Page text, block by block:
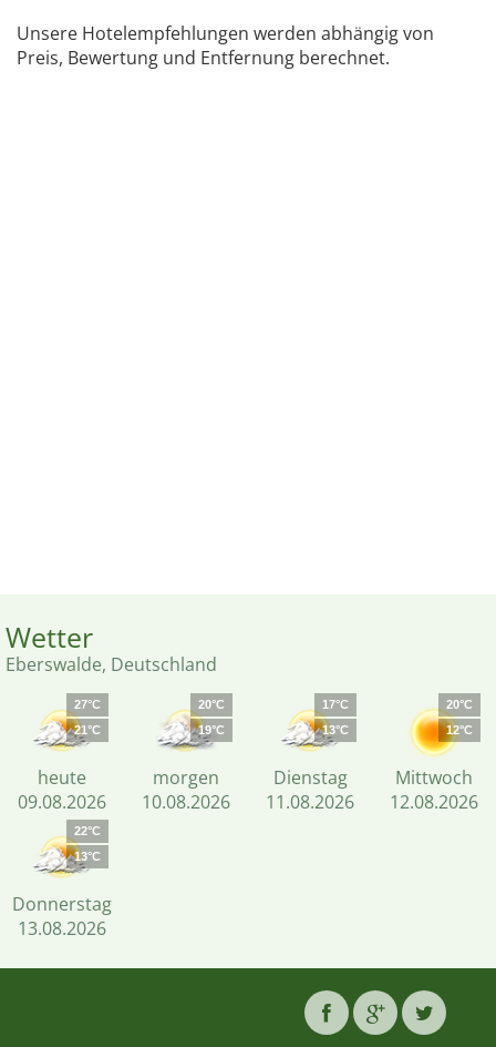
Unsere Hotelempfehlungen werden abhängig von
Preis, Bewertung und Entfernung berechnet.
Wetter
Eberswalde, Deutschland
27°C
21°C
heute
09.08.2026
20°C
19°C
morgen
10.08.2026
17°C
13°C
Dienstag
11.08.2026
20°C
12°C
Mittwoch
12.08.2026
22°C
13°C
Donnerstag
13.08.2026